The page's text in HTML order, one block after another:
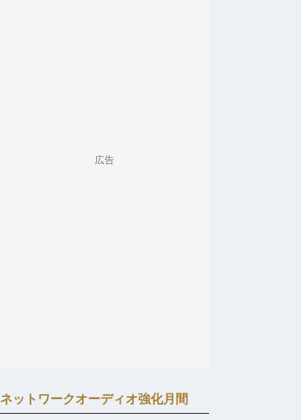
ネットワークオーディオ強化月間